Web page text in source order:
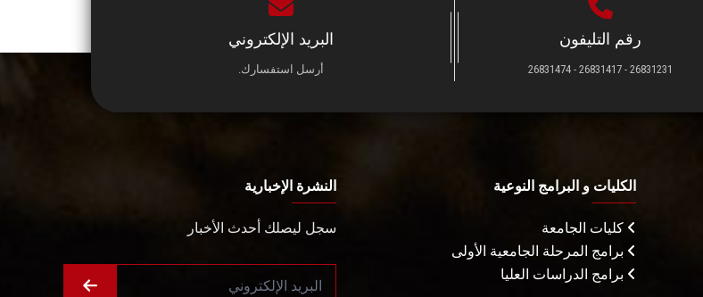
رقم التليفون
26831231 - 26831417 - 26831474
البريد الإلكتروني
أرسل استفسارك.
الكليات و البرامج النوعية
كليات الجامعة
برامج المرحلة الجامعية الأولى
برامج الدراسات العليا
النشرة الإخبارية
سجل ليصلك أحدث الأخبار